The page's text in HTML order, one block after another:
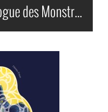
L'Incroyable Catalogue des Monstres